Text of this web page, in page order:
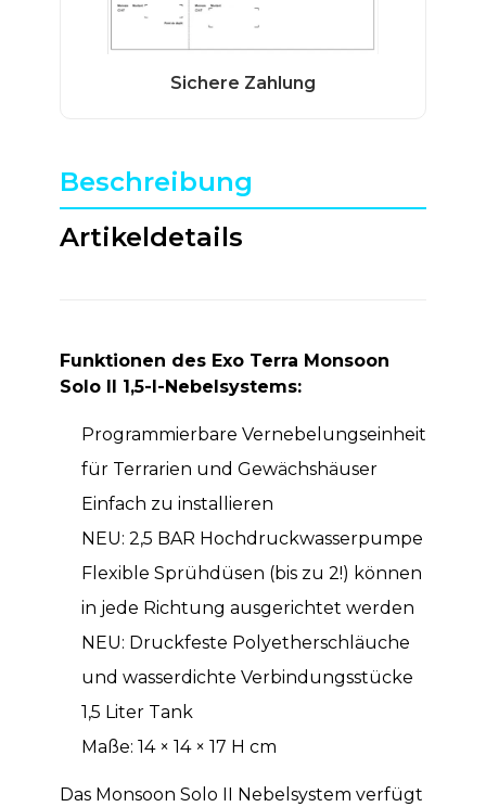
Beschreibung
Artikeldetails
Funktionen des Exo Terra Monsoon
Solo II 1,5-l-Nebelsystems:
Programmierbare Vernebelungseinheit
für Terrarien und Gewächshäuser
Einfach zu installieren
NEU: 2,5 BAR Hochdruckwasserpumpe
Flexible Sprühdüsen (bis zu 2!) können
in jede Richtung ausgerichtet werden
NEU: Druckfeste Polyetherschläuche
und wasserdichte Verbindungsstücke
1,5 Liter Tank
Maße: 14 × 14 × 17 H cm
Das Monsoon Solo II Nebelsystem verfügt